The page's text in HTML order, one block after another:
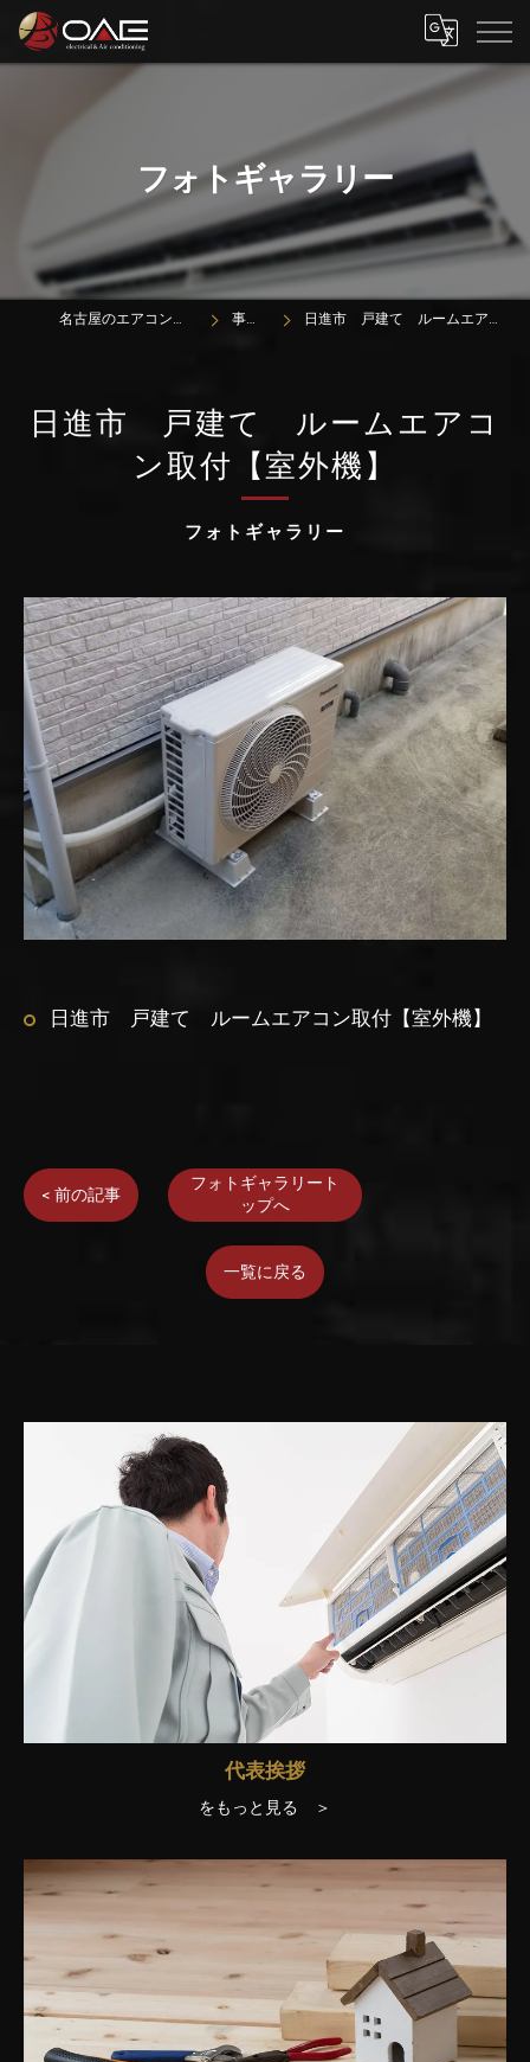
フォトギャラリー
名古屋のエアコンは株式会社OAE 事業案内 日進市 戸建て ルームエアコン取付【室外機】
フォトギャラリー
日進市 戸建て ルームエアコ
ン取付【室外機】
日進市 戸建て ルームエアコン取付【室外機】
< 前の記事
フォトギャラリート
ップへ
一覧に戻る
代表挨拶
をもっと見る ＞